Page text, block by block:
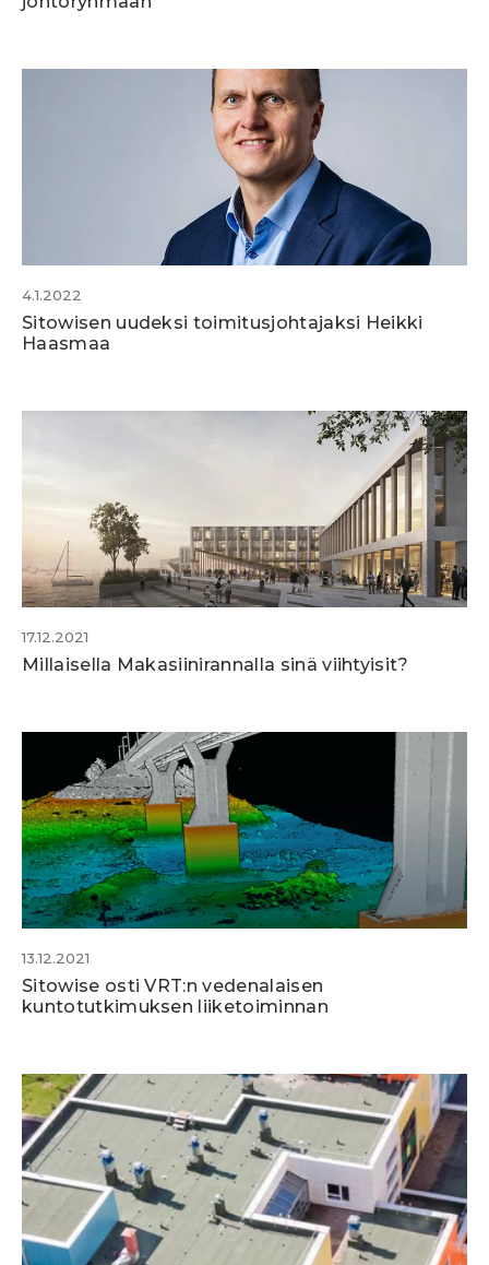
4.1.2022
Sitowisen uudeksi toimitusjohtajaksi Heikki
Haasmaa
17.12.2021
Millaisella Makasiinirannalla sinä viihtyisit?
13.12.2021
Sitowise osti VRT:n vedenalaisen
kuntotutkimuksen liiketoiminnan